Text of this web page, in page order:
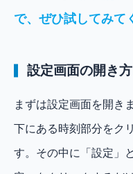
で、ぜひ試してみて
設定画面の開き方
まずは設定画面を開き
下にある時刻部分をク
す。その中に「設定」